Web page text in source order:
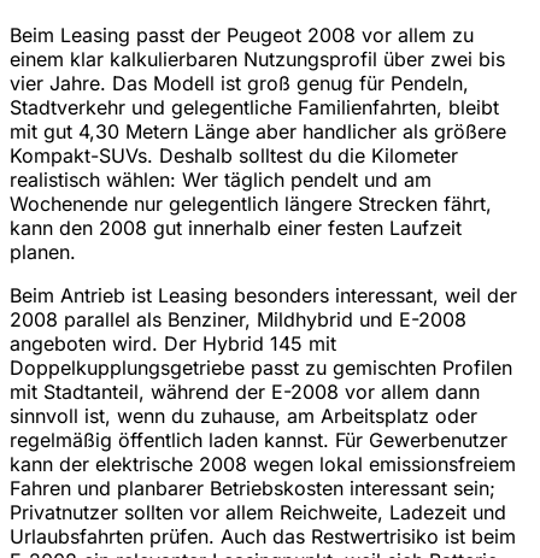
Beim Leasing passt der Peugeot 2008 vor allem zu
einem klar kalkulierbaren Nutzungsprofil über zwei bis
vier Jahre. Das Modell ist groß genug für Pendeln,
Stadtverkehr und gelegentliche Familienfahrten, bleibt
mit gut 4,30 Metern Länge aber handlicher als größere
Kompakt-SUVs. Deshalb solltest du die Kilometer
realistisch wählen: Wer täglich pendelt und am
Wochenende nur gelegentlich längere Strecken fährt,
kann den 2008 gut innerhalb einer festen Laufzeit
planen.
Beim Antrieb ist Leasing besonders interessant, weil der
2008 parallel als Benziner, Mildhybrid und E-2008
angeboten wird. Der Hybrid 145 mit
Doppelkupplungsgetriebe passt zu gemischten Profilen
mit Stadtanteil, während der E-2008 vor allem dann
sinnvoll ist, wenn du zuhause, am Arbeitsplatz oder
regelmäßig öffentlich laden kannst. Für Gewerbenutzer
kann der elektrische 2008 wegen lokal emissionsfreiem
Fahren und planbarer Betriebskosten interessant sein;
Privatnutzer sollten vor allem Reichweite, Ladezeit und
Urlaubsfahrten prüfen. Auch das Restwertrisiko ist beim